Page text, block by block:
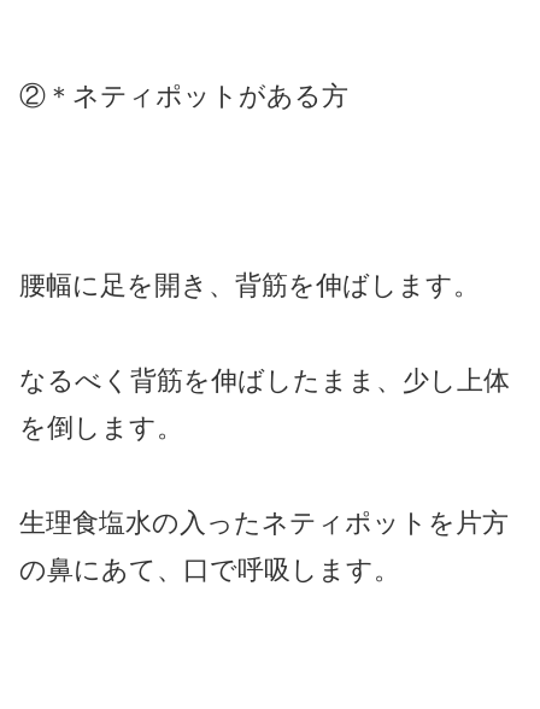
②＊ネティポットがある方
腰幅に足を開き、背筋を伸ばします。
なるべく背筋を伸ばしたまま、少し上体
を倒します。
生理食塩水の入ったネティポットを片方
の鼻にあて、口で呼吸します。